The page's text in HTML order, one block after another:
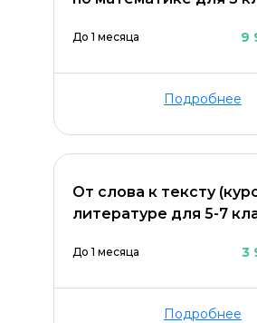
До 1 месяца 9
Подробнее
От слова к тексту
литературе для 5-7
До 1 месяца 3
Подробнее
ОСТАВИТЬ